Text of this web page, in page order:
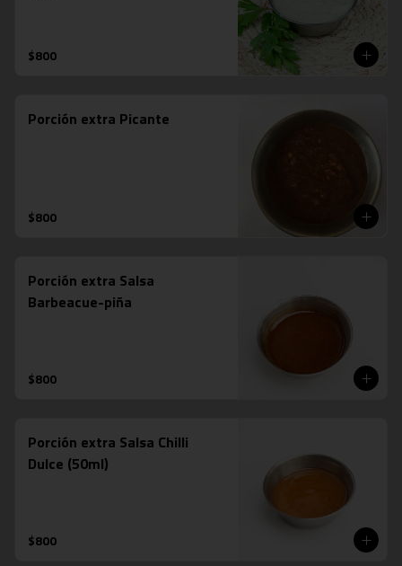
$800
Porción extra Picante
$800
Porción extra Salsa
Barbeacue-piña
$800
Porción extra Salsa Chilli
Dulce (50ml)
$800